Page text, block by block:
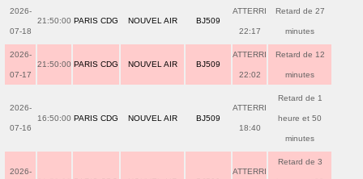
2026-
07-18
21:50:00 PARIS CDG NOUVEL AIR BJ509
ATTERRI
22:17
Retard de 27
minutes
2026-
07-17
21:50:00 PARIS CDG NOUVEL AIR BJ509
ATTERRI
22:02
Retard de 12
minutes
2026-
07-16
16:50:00 PARIS CDG NOUVEL AIR BJ509
ATTERRI
18:40
Retard de 1
heure et 50
minutes
2026- ATTERRI
Retard de 3